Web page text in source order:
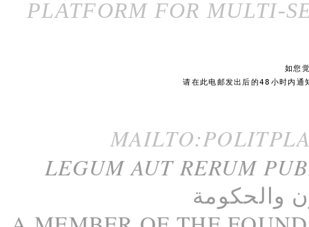
PLATFORM FOR MULTI-
如您
请在此电邮发出后的48小时内通
LEGUM AUT RERUM
والحكومة